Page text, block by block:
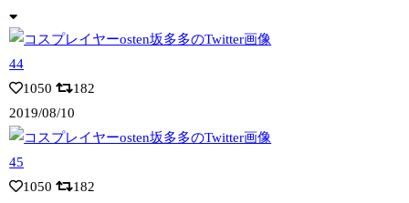
1050
182
2019/08/10
1050
182